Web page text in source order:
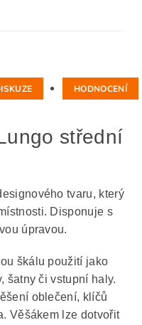
HODNOCENÍ
střední
tvaru, který
Disponuje s
úpravou.
škálu použití jako
šatny či vstupní haly.
oblečení, klíčů
Věšákem lze dotvořit